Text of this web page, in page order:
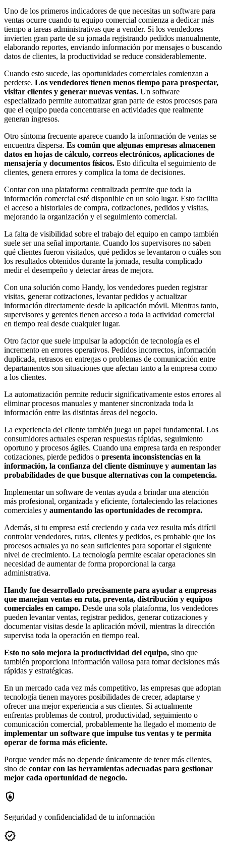
Uno de los primeros indicadores de que necesitas un software para
ventas ocurre cuando tu equipo comercial comienza a dedicar más
tiempo a tareas administrativas que a vender. Si los vendedores
invierten gran parte de su jornada registrando pedidos manualmente,
elaborando reportes, enviando información por mensajes o buscando
datos de clientes, la productividad se reduce considerablemente.
Cuando esto sucede, las oportunidades comerciales comienzan a
perderse. Los vendedores tienen menos tiempo para prospectar,
visitar clientes y generar nuevas ventas. Un software
especializado permite automatizar gran parte de estos procesos para
que el equipo pueda concentrarse en actividades que realmente
generan ingresos.
Otro síntoma frecuente aparece cuando la información de ventas se
encuentra dispersa. Es común que algunas empresas almacenen
datos en hojas de cálculo, correos electrónicos, aplicaciones de
mensajería y documentos físicos. Esto dificulta el seguimiento de
clientes, genera errores y complica la toma de decisiones.
Contar con una plataforma centralizada permite que toda la
información comercial esté disponible en un solo lugar. Esto facilita
el acceso a historiales de compra, cotizaciones, pedidos y visitas,
mejorando la organización y el seguimiento comercial.
La falta de visibilidad sobre el trabajo del equipo en campo también
suele ser una señal importante. Cuando los supervisores no saben
qué clientes fueron visitados, qué pedidos se levantaron o cuáles son
los resultados obtenidos durante la jornada, resulta complicado
medir el desempeño y detectar áreas de mejora.
Con una solución como Handy, los vendedores pueden registrar
visitas, generar cotizaciones, levantar pedidos y actualizar
información directamente desde la aplicación móvil. Mientras tanto,
supervisores y gerentes tienen acceso a toda la actividad comercial
en tiempo real desde cualquier lugar.
Otro factor que suele impulsar la adopción de tecnología es el
incremento en errores operativos. Pedidos incorrectos, información
duplicada, retrasos en entregas o problemas de comunicación entre
departamentos son situaciones que afectan tanto a la empresa como
a los clientes.
La automatización permite reducir significativamente estos errores al
eliminar procesos manuales y mantener sincronizada toda la
información entre las distintas áreas del negocio.
La experiencia del cliente también juega un papel fundamental. Los
consumidores actuales esperan respuestas rápidas, seguimiento
oportuno y procesos ágiles. Cuando una empresa tarda en responder
cotizaciones, pierde pedidos o presenta inconsistencias en la
información, la confianza del cliente disminuye y aumentan las
probabilidades de que busque alternativas con la competencia.
Implementar un software de ventas ayuda a brindar una atención
más profesional, organizada y eficiente, fortaleciendo las relaciones
comerciales y aumentando las oportunidades de recompra.
Además, si tu empresa está creciendo y cada vez resulta más difícil
controlar vendedores, rutas, clientes y pedidos, es probable que los
procesos actuales ya no sean suficientes para soportar el siguiente
nivel de crecimiento. La tecnología permite escalar operaciones sin
necesidad de aumentar de forma proporcional la carga
administrativa.
Handy fue desarrollado precisamente para ayudar a empresas
que manejan ventas en ruta, preventa, distribución y equipos
comerciales en campo. Desde una sola plataforma, los vendedores
pueden levantar ventas, registrar pedidos, generar cotizaciones y
documentar visitas desde la aplicación móvil, mientras la dirección
supervisa toda la operación en tiempo real.
Esto no solo mejora la productividad del equipo, sino que
también proporciona información valiosa para tomar decisiones más
rápidas y estratégicas.
En un mercado cada vez más competitivo, las empresas que adoptan
tecnología tienen mayores posibilidades de crecer, adaptarse y
ofrecer una mejor experiencia a sus clientes. Si actualmente
enfrentas problemas de control, productividad, seguimiento o
comunicación comercial, probablemente ha llegado el momento de
implementar un software que impulse tus ventas y te permita
operar de forma más eficiente.
Porque vender más no depende únicamente de tener más clientes,
sino de contar con las herramientas adecuadas para gestionar
mejor cada oportunidad de negocio.
shield_lock
Seguridad y confidencialidad de tu información
verified